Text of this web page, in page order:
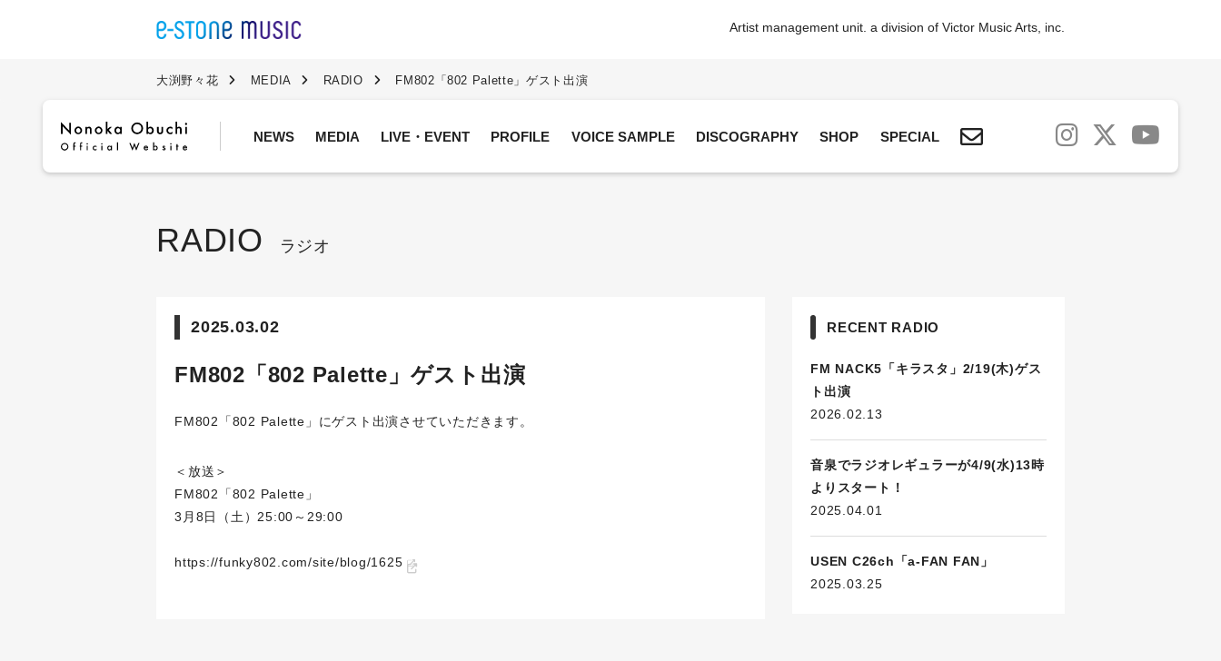
NEWS MEDIA LIVE・EVENT PROFILE VOICE SAMPLE DISCOGRAPHY SHOP SPECIAL
Artist management unit. a division of Victor Music Arts, inc.
大渕野々花 MEDIA RADIO FM802「802 Palette」ゲスト出演
RADIO ラジオ
2025.03.02
FM802「802 Palette」ゲスト出演
FM802「802 Palette」にゲスト出演させていただきます。
＜放送＞
FM802「802 Palette」
3月8日（土）25:00～29:00
https://funky802.com/site/blog/1625
RECENT RADIO
FM NACK5「キラスタ」2/19(木)ゲス
ト出演
2026.02.13
音泉でラジオレギュラーが4/9(水)13時
よりスタート！
2025.04.01
USEN C26ch「a-FAN FAN」
2025.03.25